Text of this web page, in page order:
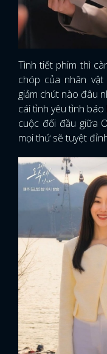
Tình tiết phim thì
chóp của nhân
giảm chút nào đâu
cái tình yêu tình
cuộc đối đầu giữa
mọi thứ sẽ tuyệt